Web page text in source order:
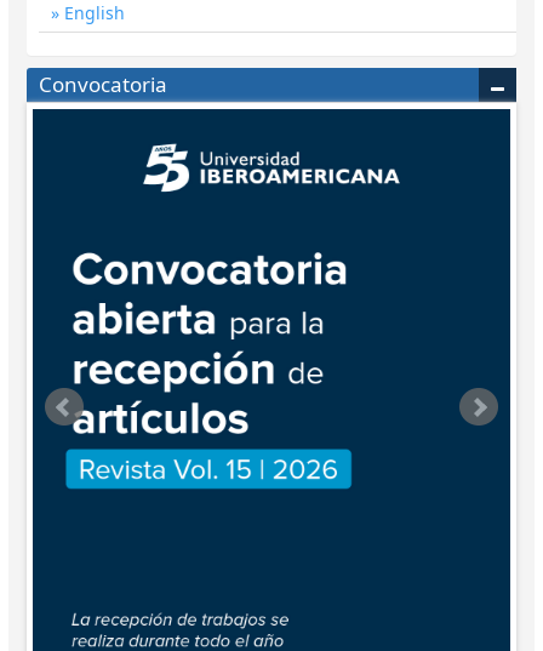
English
Convocatoria